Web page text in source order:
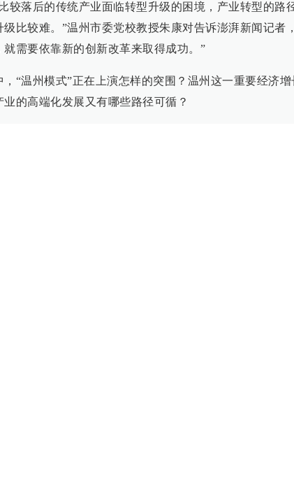
较落后的传统产业面临转型升级的困境，产业转型的路
级比较难。”温州市委党校教授朱康对告诉澎湃新闻记者
就需要依靠新的创新改革来取得成功。”
，“温州模式”正在上演怎样的突围？温州这一重要经济
业的高端化发展又有哪些路径可循？